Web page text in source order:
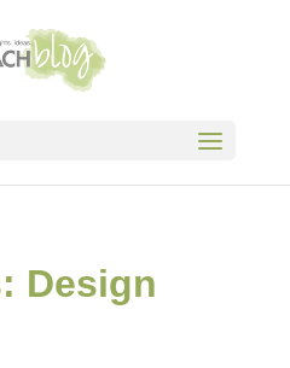
Design